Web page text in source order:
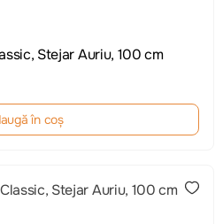
Stejar Auriu, 100 cm
în coș